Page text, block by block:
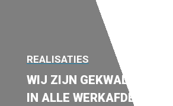
REALISATIES
WIJ ZIJN GEKWALIFICEERD
IN ALLE WERKAFDELINGEN